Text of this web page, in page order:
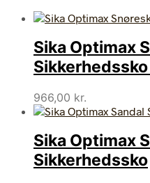
Sika Optimax
966,00 kr.
Sika Optimax
Sikkerhedssko